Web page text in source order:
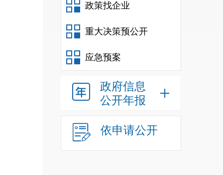
政策找企业
重大决策预公开
应急预案
政府信息
公开年报
依申请公开